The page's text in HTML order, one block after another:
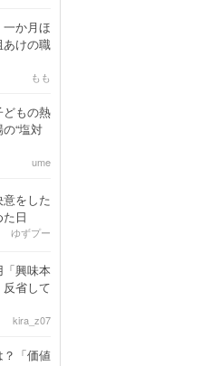
一か月ほ
けの職
もも
どもの熱
“塩対
ume
をした
日
ゆずプー
興味本
省して
kira_z07
「価値